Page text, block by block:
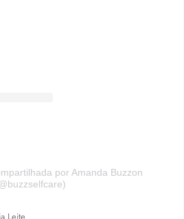
por Amanda Buzzon